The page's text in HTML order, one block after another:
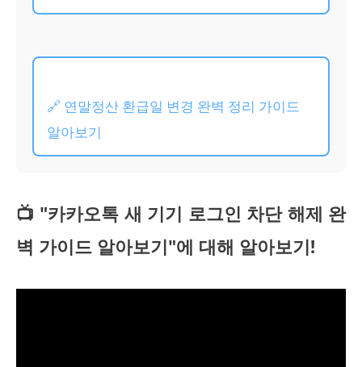
🔗 연말정산 환급일 변경 완벽 정리 가이드
알아보기
📺 "카카오톡 새 기기 로그인 차단 해제 완
벽 가이드 알아보기"에 대해 알아보기!